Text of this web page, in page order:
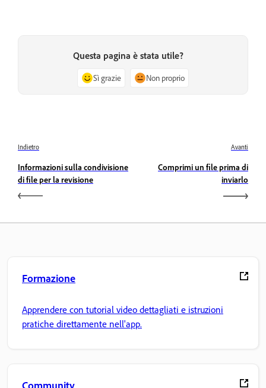
Questa pagina è stata utile?
Sì grazie Non proprio
Indietro
Informazioni sulla condivisione
di file per la revisione
Avanti
Comprimi un file prima di
inviarlo
Formazione
Apprendere con tutorial video dettagliati e istruzioni
pratiche direttamente nell'app.
Community